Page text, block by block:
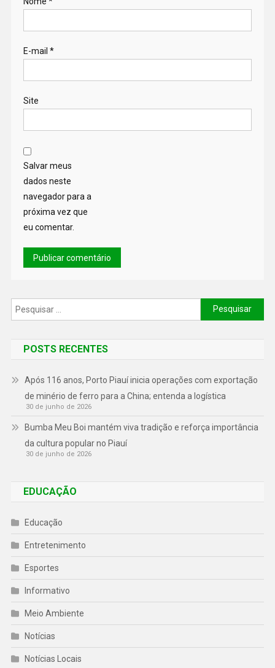
E-mail *
Site
Salvar meus
dados neste
navegador para a
próxima vez que
eu comentar.
POSTS RECENTES
Após 116 anos, Porto Piauí inicia operações com exportação
de minério de ferro para a China; entenda a logística
30 de junho de 2026
Bumba Meu Boi mantém viva tradição e reforça importância
da cultura popular no Piauí
30 de junho de 2026
EDUCAÇÃO
Educação
Entretenimento
Esportes
Informativo
Meio Ambiente
Notícias
Notícias Locais